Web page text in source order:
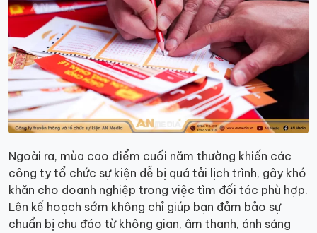
Ngoài ra, mùa cao điểm cuối năm thường khiến các
công ty tổ chức sự kiện dễ bị quá tải lịch trình, gây khó
khăn cho doanh nghiệp trong việc tìm đối tác phù hợp.
Lên kế hoạch sớm không chỉ giúp bạn đảm bảo sự
chuẩn bị chu đáo từ không gian, âm thanh, ánh sáng